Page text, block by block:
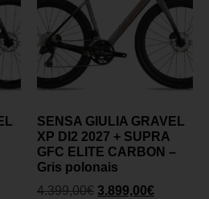
SENSA GIULIA GRAVEL
XP DI2 2027 + SUPRA
GFC ELITE CARBON –
Gris polonais
4.399,00€ 3.899,00€